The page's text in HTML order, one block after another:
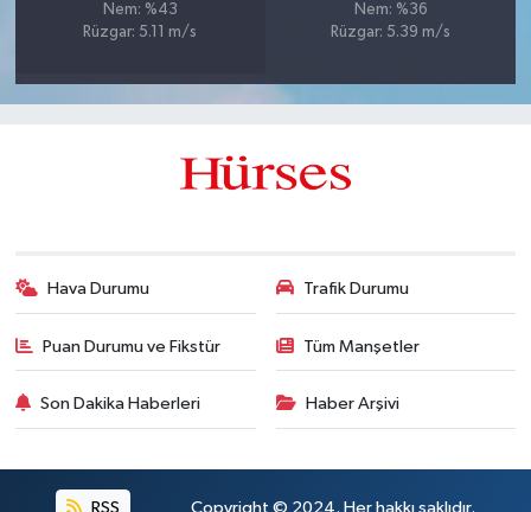
Nem: %43
Rüzgar: 5.11 m/s
Nem: %36
Rüzgar: 5.39 m/s
Hava Durumu Trafik Durumu
Puan Durumu ve Fikstür Tüm Manşetler
Son Dakika Haberleri Haber Arşivi
RSS Copyright © 2024. Her hakkı saklıdır.